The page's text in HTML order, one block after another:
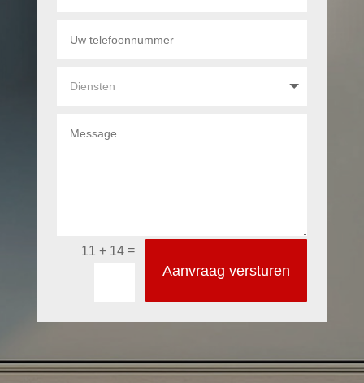
11 + 14=
Aanvraag versturen